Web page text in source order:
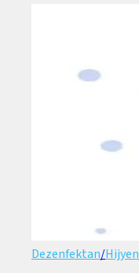
Dezenfektan/Hijyen